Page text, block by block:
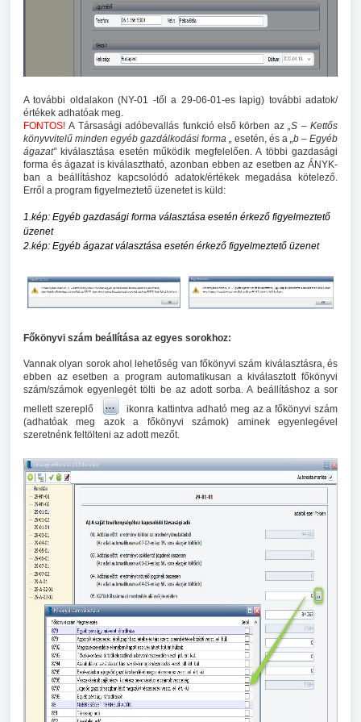
A további oldalakon (NY-01 -től a 29-06-01-es lapig) további adatok/
értékek adhatóak meg
FONTOS!A Társasági adóbevallás funkció első körben az „S – Kettős
könyvvitelű minden egyéb gazdálkodási forma „
esetén, és a „b – Egyéb
ágazat”kiválasztása esetén működik megfelelően. A többi gazdasági
forma és ágazat is kiválasztható, azonban ebben az esetben az ÁNYK-
ban a beállításhoz kapcsolódó adatok/értékek megadása kötelező.
Erről a program figyelmeztető üzenetet is küld:
1.kép: Egyéb gazdasági forma választása esetén érkező figyelmeztető
üzenet
2.kép: Egyéb ágazat választása esetén érkező figyelmeztető üzenet
Főkönyvi szám beállítása az egyes sorokhoz:
Vannak olyan sorok ahol lehetőség van főkönyvi szám kiválasztásra, és
ebben az esetben a program automatikusan a kiválasztott főkönyvi
szám/számok egyenlegét tölti be az adott sorba. A beállításhoz a sor
mellett szereplő
ikonra kattintva adható meg az a főkönyvi szám
(adhatóak meg azok a főkönyvi számok) aminek egyenlegével
szeretnénk feltölteni az adott mezőt.